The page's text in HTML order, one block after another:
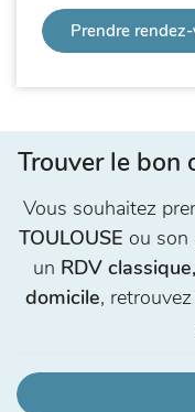
Prendre
Trouver le bon
Vous souhaitez
TOULOUSE ou son
un RDV
domicile,